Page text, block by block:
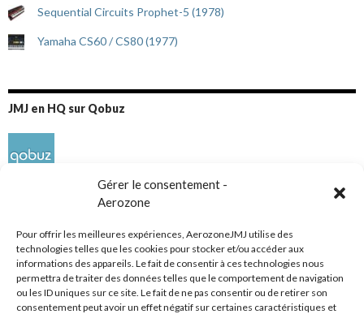
Gérer le consentement -
Aerozone
Pour offrir les meilleures expériences, AerozoneJMJ utilise des
technologies telles que les cookies pour stocker et/ou accéder aux
informations des appareils. Le fait de consentir à ces technologies nous
permettra de traiter des données telles que le comportement de navigation
ou les ID uniques sur ce site. Le fait de ne pas consentir ou de retirer son
consentement peut avoir un effet négatif sur certaines caractéristiques et
Sequential Circuits Prophet-5 (1978)
Yamaha CS60 / CS80 (1977)
JMJ en HQ sur Qobuz
Réseaux sociaux